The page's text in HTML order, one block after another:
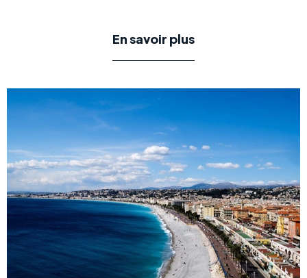
En savoir plus